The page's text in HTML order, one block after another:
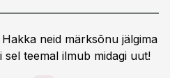
Hakka neid märksõnu jälgima
sel teemal ilmub midagi uut!